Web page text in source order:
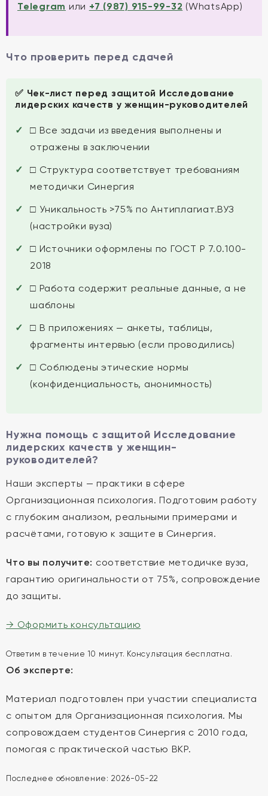
Telegram или +7 (987) 915-99-32 (WhatsApp)
Что проверить перед сдачей
✅ Чек-лист перед защитой Исследование
лидерских качеств у женщин-руководителей
□ Все задачи из введения выполнены и
отражены в заключении
□ Структура соответствует требованиям
методички Синергия
□ Уникальность >75% по Антиплагиат.ВУЗ
(настройки вуза)
□ Источники оформлены по ГОСТ Р 7.0.100-
2018
□ Работа содержит реальные данные, а не
шаблоны
□ В приложениях — анкеты, таблицы,
фрагменты интервью (если проводились)
□ Соблюдены этические нормы
(конфиденциальность, анонимность)
Нужна помощь с защитой Исследование
лидерских качеств у женщин-
руководителей?
Наши эксперты — практики в сфере
Организационная психология. Подготовим работу
с глубоким анализом, реальными примерами и
расчётами, готовую к защите в Синергия.
Что вы получите: соответствие методичке вуза,
гарантию оригинальности от 75%, сопровождение
до защиты.
→ Оформить консультацию
Ответим в течение 10 минут. Консультация бесплатна.
Об эксперте:
Материал подготовлен при участии специалиста
с опытом для Организационная психология. Мы
сопровождаем студентов Синергия с 2010 года,
помогая с практической частью ВКР.
Последнее обновление: 2026-05-22